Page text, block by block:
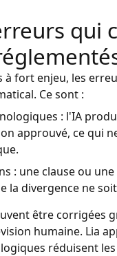
qui
à fort enjeu, les
Ce sont :
: l'IA
approuvé, ce qui
: une clause ou
la divergence ne
être corrigées
humaine. Lia
réduisent